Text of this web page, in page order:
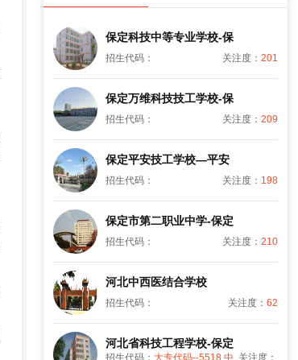
保定科技中等专业学校-保
招生代码： 关注度： 201
保定万维科技技工学校-保
招生代码： 关注度： 209
保定平安技工学校—平安
招生代码： 关注度： 198
保定市第二职业中学-保定
招生代码： 关注度： 210
河北中西医结合学校
招生代码： 关注度： 62
河北省科技工程学校-保定
招生代码： 大专代码--5518 中 关注度：